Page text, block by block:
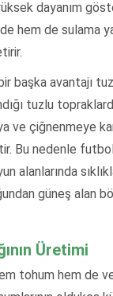
dayanım
hem de sulama
başka avantajı
tuzlu
ve çiğnenmeye
Bu nedenle
alanlarında
güneş alan
Üretimi
tohum hem de